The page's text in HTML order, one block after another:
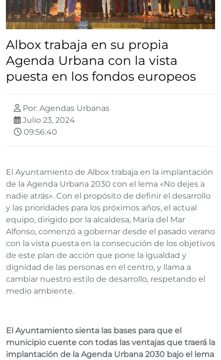
Albox trabaja en su propia
Agenda Urbana con la vista
puesta en los fondos europeos
Por: Agendas Urbanas
Julio 23, 2024
09:56:40
El Ayuntamiento de Albox trabaja en la implantación
de la Agenda Urbana 2030 con el lema «No dejes a
nadie atrás». Con el propósito de definir el desarrollo
y las prioridades para los próximos años, el actual
equipo, dirigido por la alcaldesa, María del Mar
Alfonso, comenzó a gobernar desde el pasado verano
con la vista puesta en la consecución de los objetivos
de este plan de acción que pone la igualdad y
dignidad de las personas en el centro, y llama a
cambiar nuestro estilo de desarrollo, respetando el
medio ambiente.
El Ayuntamiento sienta las bases para que el
municipio cuente con todas las ventajas que traerá la
implantación de la Agenda Urbana 2030 bajo el lema